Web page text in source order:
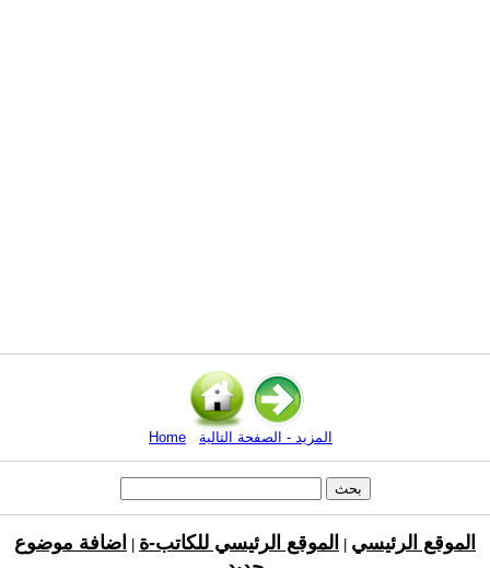
Home المزيد - الصفحة التالية
الموقع الرئيسي الموقع الرئيسي للكاتب-ة
اضافة موضوع